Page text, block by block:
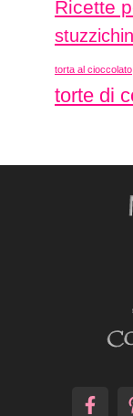
Ricette
torta al cioccolato
torte di